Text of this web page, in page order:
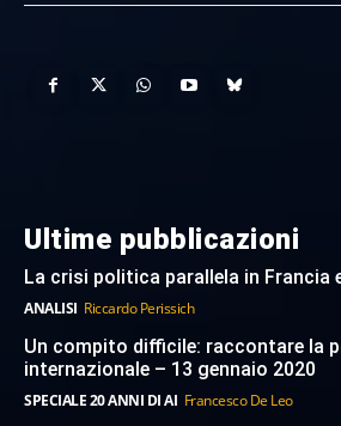
Ultime pubblicazioni
La crisi politica parallela in Francia
ANALISI Riccardo Perissich
Un compito difficile: raccontare la
internazionale – 13 gennaio 2020
SPECIALE 20 ANNI DI AI Francesco De Leo